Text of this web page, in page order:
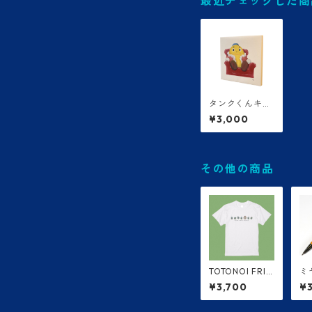
タンクくんキャ
ンバス
¥3,000
その他の商品
TOTONOI FRIE
NDS Tシャツ
¥3,700
ミ
ペ